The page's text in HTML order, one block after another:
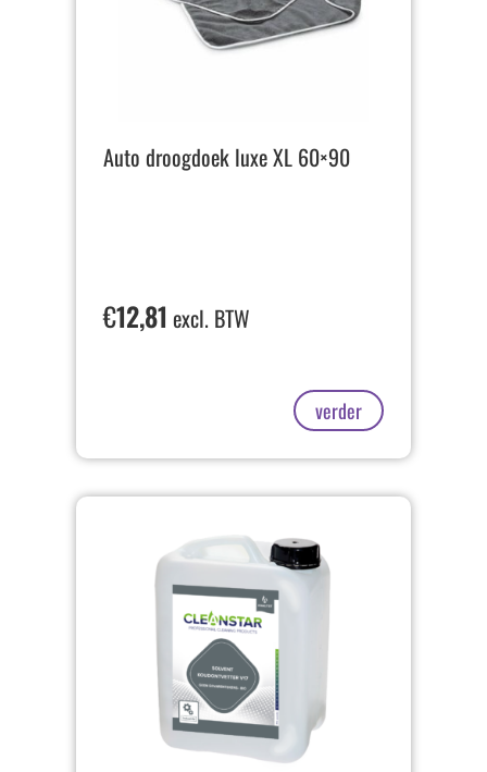
Auto droogdoek luxe XL 60×90
€12,81 excl. BTW
verder